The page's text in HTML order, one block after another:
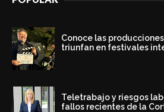
Conoce las
triunfan en festivales
Teletrabajo y riesgos
fallos recientes de la